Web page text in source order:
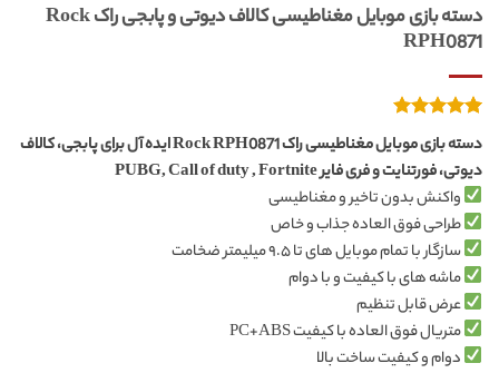
دسته بازی موبایل مغناطیسی کالاف دیوتی و پابجی راک Rock
RPH0871
5.00
از 5
در
امتیازدهی
مشتری
دسته بازی موبایل مغناطیسی راک Rock RPH0871 ایده آل برای پابجی، کالاف
دیوتی، فورتنایت و فری فایر PUBG, Call of duty , Fortnite
واکنش بدون تاخیر و مغناطیسی
طراحی فوق العاده جذاب و خاص
سازگار با تمام موبایل های تا ۹.۵ میلیمتر ضخامت
ماشه های با کیفیت و با دوام
عرض قابل تنظیم
متریال فوق العاده با کیفیت PC+ABS
دوام و کیفیت ساخت بالا